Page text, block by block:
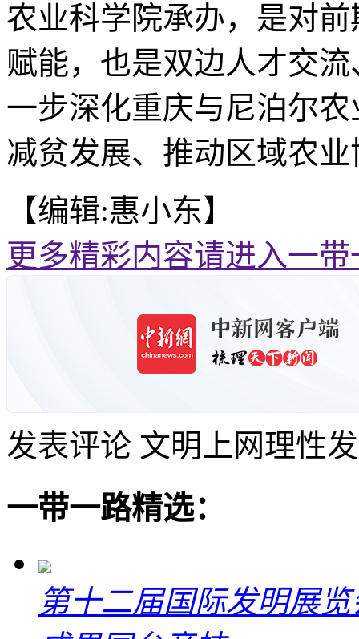
农业科学院承办，是对
赋能，也是双边人才交
一步深化重庆与尼泊尔
减贫发展、推动区域农
【编辑:惠小东】
更多精彩内容请进入一
发表评论 文明上网理性
一带一路精选：
第十二届国际发明展